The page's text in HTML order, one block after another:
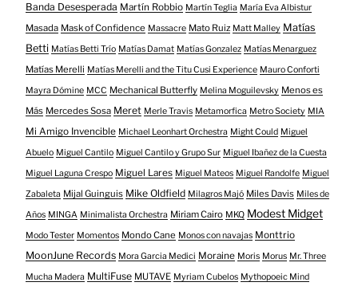
Banda Desesperada Martín Robbio Martín Teglia María Eva Albistur
Masada Mask of Confidence Massacre Mato Ruiz Matt Malley Matías
Betti Matías Betti Trío Matías Damat Matías Gonzalez Matías Menarguez
Matías Merelli Matías Merelli and the Titu Cusi Experience Mauro Conforti
Mayra Dómine MCC Mechanical Butterfly Melina Moguilevsky Menos es
Más Mercedes Sosa Meret Merle Travis Metamorfica Metro Society MIA
Mi Amigo Invencible Michael Leonhart Orchestra Might Could Miguel
Abuelo Miguel Cantilo Miguel Cantilo y Grupo Sur Miguel Ibañez de la Cuesta
Miguel Laguna Crespo Miguel Lares Miguel Mateos Miguel Randolfe Miguel
Zabaleta Mijal Guinguis Mike Oldfield Milagros Majó Miles Davis Miles de
Años MINGA Minimalista Orchestra Miriam Cairo MKQ Modest Midget
Modo Tester Momentos Mondo Cane Monos con navajas Monttrio
MoonJune Records Mora Garcia Medici Moraine Moris Morus Mr. Three
Mucha Madera MultiFuse MUTAVE Myriam Cubelos Mythopoeic Mind